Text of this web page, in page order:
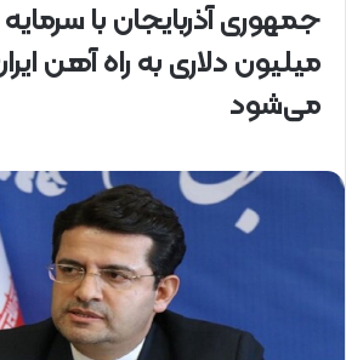
میلیون دلاری به راه آهن
می‌شود